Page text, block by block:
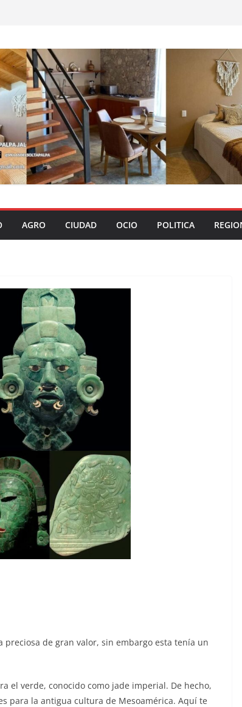
AGRO CIUDAD OCIO POLITICA
de gran valor, sin embargo esta tenía un
el verde, conocido como jade imperial. De hecho,
para la antigua cultura de Mesoamérica. Aquí te